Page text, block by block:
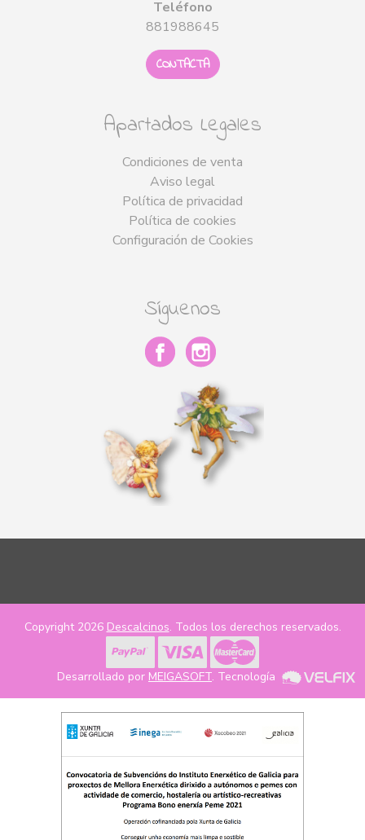
Teléfono
881988645
CONTACTA
Apartados Legales
Condiciones de venta
Aviso legal
Política de privacidad
Política de cookies
Configuración de Cookies
Síguenos
Copyright 2026 Descalcinos. Todos los derechos reservados.
Desarrollado por MEIGASOFT. Tecnología